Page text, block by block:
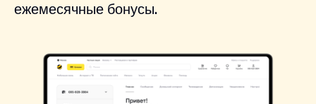
ежемесячные бонусы.